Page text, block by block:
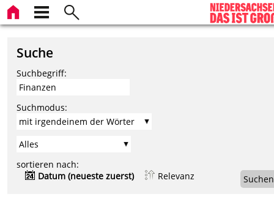
Suche
Suchbegriff:
Suchmodus:
sortieren nach:
Datum (neueste zuerst)
Relevanz Suchen